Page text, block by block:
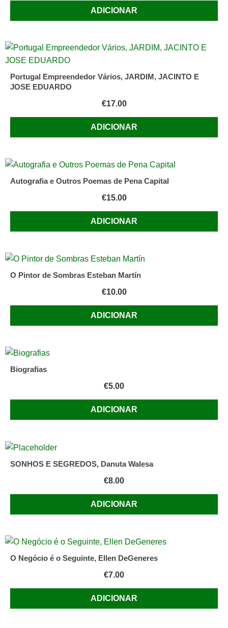
ADICIONAR
Portugal Empreendedor Vários, JARDIM, JACINTO E
JOSE EDUARDO
€17.00
ADICIONAR
Autografia e Outros Poemas de Pena Capital
€15.00
ADICIONAR
O Pintor de Sombras Esteban Martín
€10.00
ADICIONAR
Biografias
€5.00
ADICIONAR
SONHOS E SEGREDOS, Danuta Walesa
€8.00
ADICIONAR
O Negócio é o Seguinte, Ellen DeGeneres
€7.00
ADICIONAR